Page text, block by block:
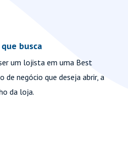
busca
um lojista em uma Best
de negócio que deseja abrir, a
da loja.